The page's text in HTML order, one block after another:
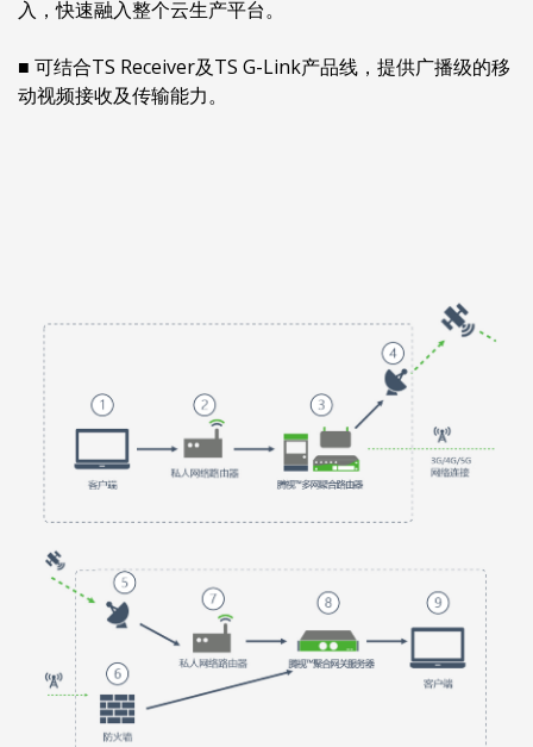
入，快速融入整个云生产平台。
■ 可结合TS Receiver及TS G-Link产品线，提供广播级的移
动视频接收及传输能力。